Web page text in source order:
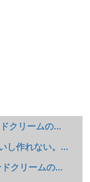
クリームの...
し作れない。...
クリームの...